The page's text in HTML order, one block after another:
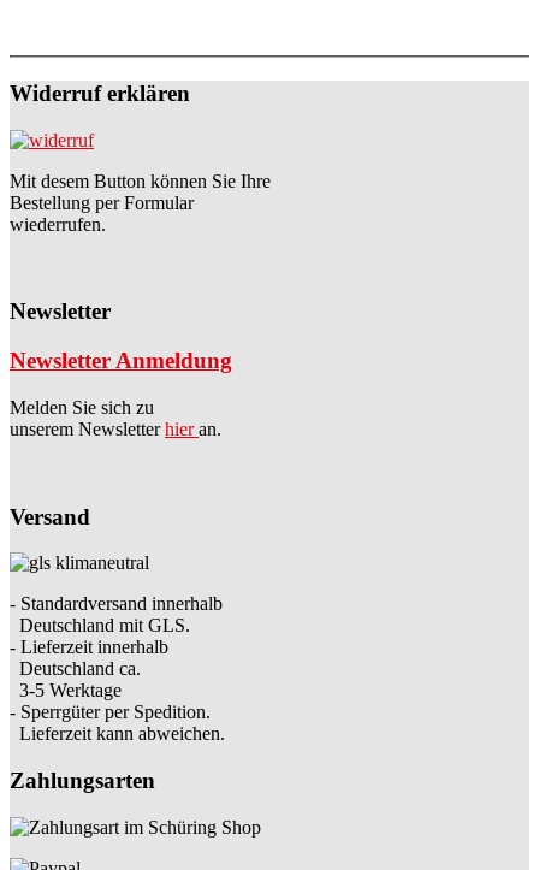
Widerruf erklären
Mit desem Button können Sie Ihre
Bestellung per Formular
wiederrufen.
Newsletter
Newsletter Anmeldung
Melden Sie sich zu
unserem Newsletterhieran.
Versand
- Standardversand innerhalb
Deutschland mit GLS.
- Lieferzeit innerhalb
Deutschland ca.
3-5 Werktage
- Sperrgüter per Spedition.
Lieferzeit kann abweichen.
Zahlungsarten